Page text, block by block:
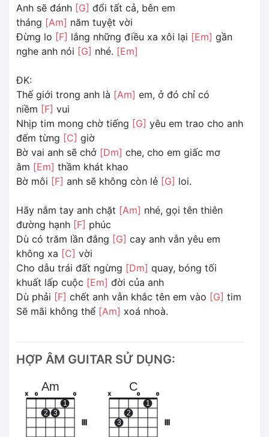
Anh sẽ đánh [G] đổi tất cả, bên em
tháng [Am] năm tuyệt vời
Đừng lo [F] lắng những điều xa xôi lại [Em] gần
nghe anh nói [G] nhé. [Em]
ĐK:
Thế giới trong anh là [Am] em, ở đó chỉ có
niềm [F] vui
Nhịp tim mong chờ tiếng [G] yêu em trao cho anh
đếm từng [C] giờ
Bờ vai anh sẽ chở [Dm] che, cho em giấc mơ
âm [Em] thầm khát khao
Bờ môi [F] anh sẽ không còn lẻ [G] loi.
Hãy nắm tay anh chặt [Am] nhé, gọi tên thiên
đường hạnh [F] phúc
Dù có trăm lần đắng [G] cay anh vẫn yêu em
không xa [C] vời
Cho dẫu trái đất ngừng [Dm] quay, bóng tối
khuất lấp cuộc [Em] đời của anh
Dù phải [F] chết anh vẫn khắc tên em vào [G] tim
Sẽ mãi không thể [Am] xoá nhoà.
HỢP ÂM GUITAR SỬ DỤNG:
Am
x o
2 3
1
o
C
x
3
2
o
1
o